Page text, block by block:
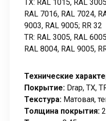
ТХ: RAL 1015, RAL
RAL 7016, RAL 7024,
9003, RAL 9005; RR 32
TR: RAL 3005, RAL
RAL 8004, RAL 9005,
Технические
Покрытие: Drap, TX,
Текстура: Матовая,
Толщина покрытия: